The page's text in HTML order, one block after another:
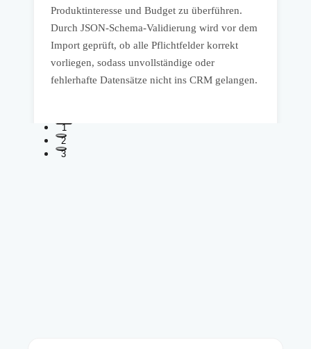
Produktinteresse und Budget zu überführen.
Durch JSON-Schema-Validierung wird vor dem
Import geprüft, ob alle Pflichtfelder korrekt
vorliegen, sodass unvollständige oder
fehlerhafte Datensätze nicht ins CRM gelangen.
1
2
3